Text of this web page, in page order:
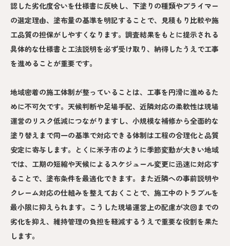
認した劣化度合いを仕様書に反映し、下塗りの種類やプライマー
の選定理由、塗布量の基準を明記することで、見積もり比較や施
工品質の担保がしやすくなります。調査結果をもとに提示される
具体的な仕様書と工法説明を必ず受け取り、納得したうえで工事
を進めることが重要です。
地域密着の施工体制が整っていることは、工事を円滑に進めるた
めに不可欠です。天候判断や足場手配、近隣対応の柔軟性は現場
運営のリスク低減につながりますし、小規模な補修から全面的な
塗り替えまで同一の基準で対応できる体制は工程の合理化と品質
安定に寄与します。とくに米子市のように季節変動が大きい地域
では、工期の短縮や天候によるスケジュール変更に迅速に対応す
ることで、塗布条件を最適化できます。また近隣への事前説明や
クレーム対応の仕組みを整えておくことで、施工中のトラブルを
最小限に抑えられます。こうした現場運営上の配慮が次回までの
劣化を抑え、維持管理の負担を軽減するうえで重要な役割を果た
します。